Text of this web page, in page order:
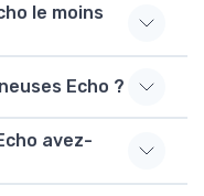
le moins
Echo ?
avez-